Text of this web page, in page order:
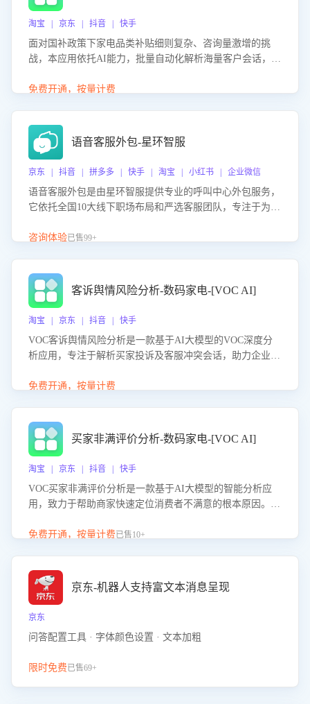
淘宝 | 京东 | 抖音 | 快手
面对国补政策下家电品类补贴细则复杂、咨询量激增的挑
战，本应用依托AI能力，批量自动化解析海量客户会话，精
购买意向，深度洞察决策动因。同时全面评估客服团队政策
度、客服转化能力及销售业绩。
免费开通，按量计费
语音客服外包-星环智服
京东 | 抖音 | 拼多多 | 快手 | 淘宝 | 小红书 | 企业微信
语音客服外包是由星环智服提供专业的呼叫中心外包服务，
它依托全国10大线下职场布局和严选客服团队，专注于为企
客服团队和智能工具提升语音客服服务效率和质量，帮助企
咨询体验已售99+
客诉舆情风险分析-数码家电-[VOC AI]
淘宝 | 京东 | 抖音 | 快手
VOC客诉舆情风险分析是一款基于AI大模型的VOC深度分
析应用，专注于解析买家投诉及客服冲突会话，助力企业精
别客户情绪、归因争议根源，并客观评估客服应对合理性与
能力，阻断差评扩散，维护品牌声誉，实现客户满意度的持
续提升。
免费开通，按量计费
买家非满评价分析-数码家电-[VOC AI]
淘宝 | 京东 | 抖音 | 快手
VOC买家非满评价分析是一款基于AI大模型的智能分析应
用，致力于帮助商家快速定位消费者不满意的根本原因。该
客服原因或其它部门原因，明确责任归属，提供可落地的改
改，有效提升客户满意度和店铺整体服务质量。
免费开通，按量计费已售10+
京东-机器人支持富文本消息呈现
京东
问答配置工具 · 字体颜色设置 · 文本加粗
限时免费已售69+